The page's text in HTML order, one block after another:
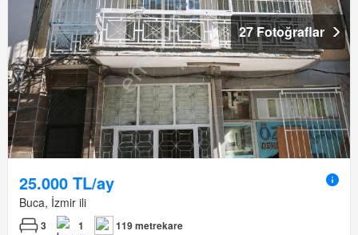
27 Fotoğraflar
25.000 TL/ay
Buca, İzmir ili
3 1 119 metrekare